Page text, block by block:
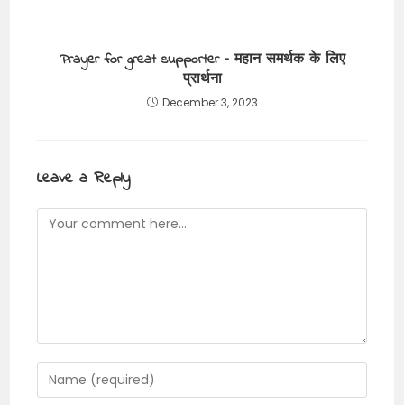
Prayer for great supporter – महान समर्थक के लिए
प्रार्थना
December 3, 2023
Leave a Reply
Comment
Enter
your